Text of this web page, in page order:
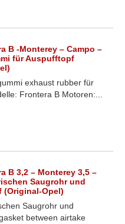
B -Monterey – Campo –
für Auspufftopf
exhaust rubber für
Frontera B Motoren:...
B 3,2 – Monterey 3,5 –
Saugrohr und
(Original-Opel)
Saugrohr und
between airtake